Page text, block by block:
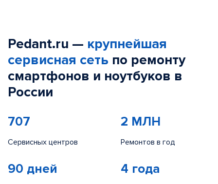
Pedant.ru — крупнейшая
сервисная сеть по ремонту
смартфонов и ноутбуков в
России
707
Сервисных центров
2 МЛН
Ремонтов в год
90 дней 4 года